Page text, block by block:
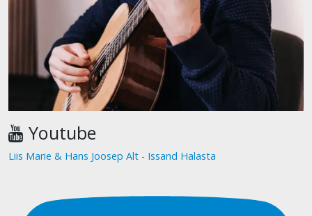
Youtube
Liis Marie & Hans Joosep Alt - Issand Halasta